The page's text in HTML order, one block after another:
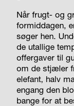
Når frugt- og
formiddagen,
søger hen.
de utallige
offergaver til
om de stjæler
elefant, halv
engang den
bange for at